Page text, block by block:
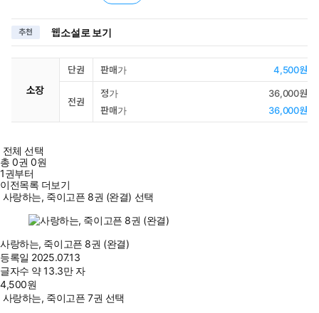
추천 웹소설로 보기
소장
단권 판매가 4,500원
전권
정가
36,000원
판매가
36,000원
전체 선택
총0권 0원
1권부터
이전목록 더보기
사랑하는, 죽이고픈 8권 (완결) 선택
사랑하는, 죽이고픈 8권 (완결)
등록일 2025.07.13
글자수 약 13.3만 자
4,500원
사랑하는, 죽이고픈 7권 선택